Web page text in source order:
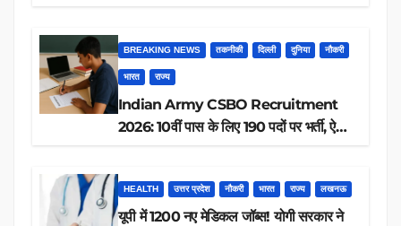
BREAKING NEWS तकनीकी दिल्ली दुनिया नौकरी
भारत राज्य
Indian Army CSBO Recruitment
2026: 10वीं पास के लिए 190 पदों पर भर्ती, ऐसे
HEALTH उत्तर प्रदेश नौकरी भारत राज्य लखनऊ
यूपी में 1200 नए मेडिकल जॉब्स! योगी सरकार ने